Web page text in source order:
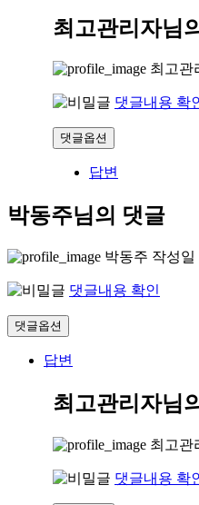
최고관리자님
최고관
댓글내용 확
댓글옵션
답변
박동주님의 댓글
박동주 작성일
댓글내용 확인
댓글옵션
답변
최고관리자님
최고관
댓글내용 확